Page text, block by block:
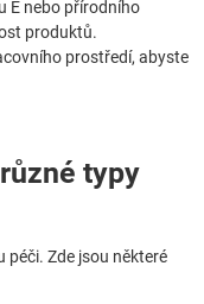
E nebo přírodního
produktů.
prostředí, abyste
typy
péči. Zde jsou některé